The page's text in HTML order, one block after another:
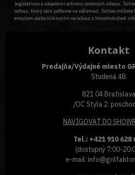
legislatívou a zásadami ochrany osobných údajov.
odkaz, ktorý vám pošleme na váš email. Súhlas
emailom alebo kliknutím na odkaz z ktoréhokoľvek
Kontakt
Predajňa/Výdajné miesto
Studená 4B
821 04
/OC Styla 2.
NAVIGOVAŤ DO
Tel.: +421 910 628
(dostupný 7:00-
e-mail: